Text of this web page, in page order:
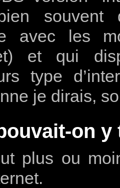
souvent
avec les
et qui
type
je dirais,
on y
plus ou